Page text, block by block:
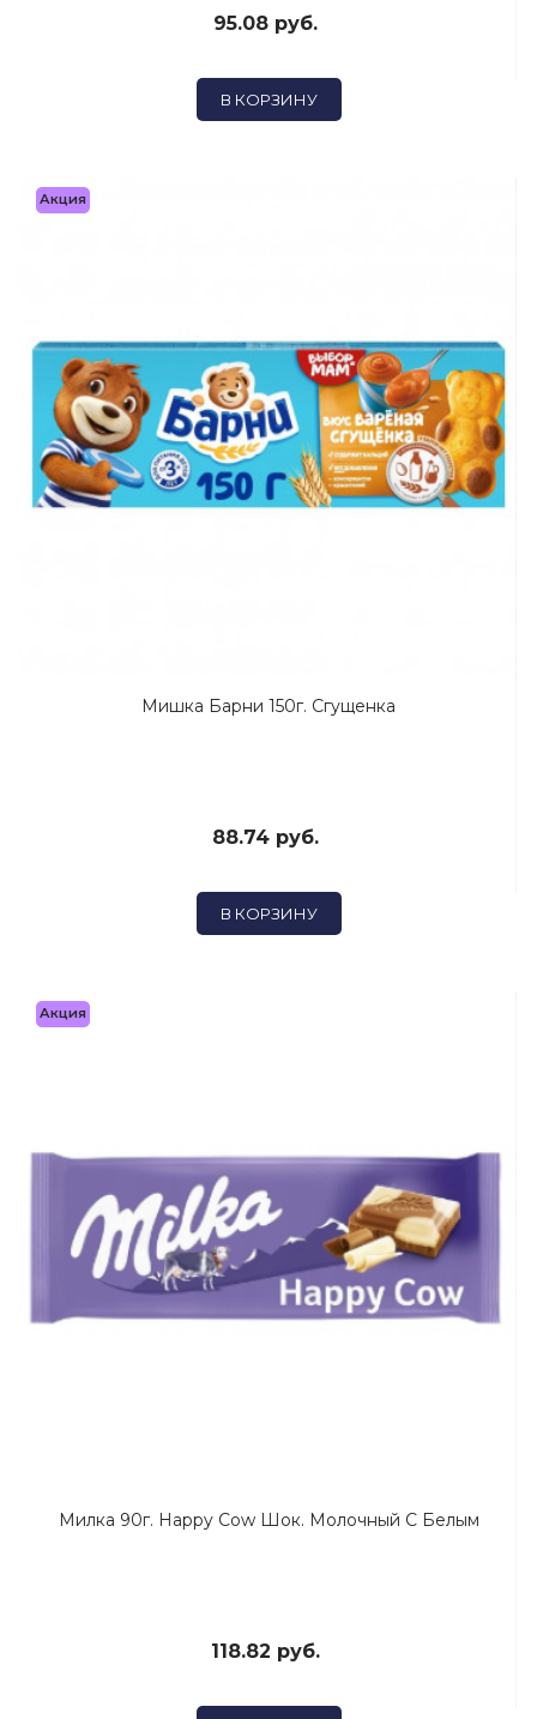
95.08 руб.
В КОРЗИНУ
Акция
Мишка Барни 150г. Сгущенка
88.74 руб.
В КОРЗИНУ
Акция
Милка 90г. Happy Cow Шок. Молочный С Белым
118.82 руб.